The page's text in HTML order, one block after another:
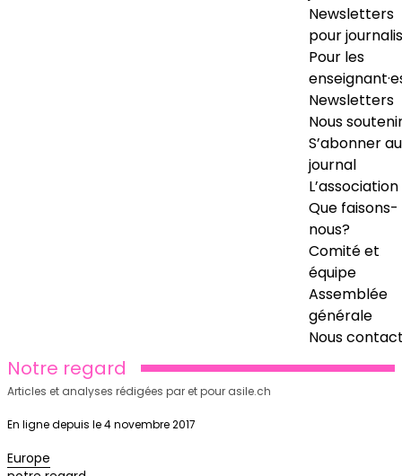
Newsletters
pour
Pour les
Newsletters
Nous
S’abonner au
journal
L’association
Que faisons-
nous?
Comité et
équipe
Assemblée
générale
Nous
Notre regard
Articles et analyses rédigées par et pour asile.ch
En ligne depuis le 4 novembre 2017
Europe